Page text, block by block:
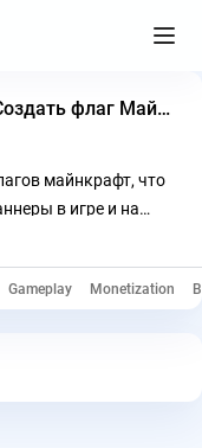
EnotBannersCreator Создать флаг Майнкрафт
майнкрафт, что
в игре и на
Gameplay Monetization